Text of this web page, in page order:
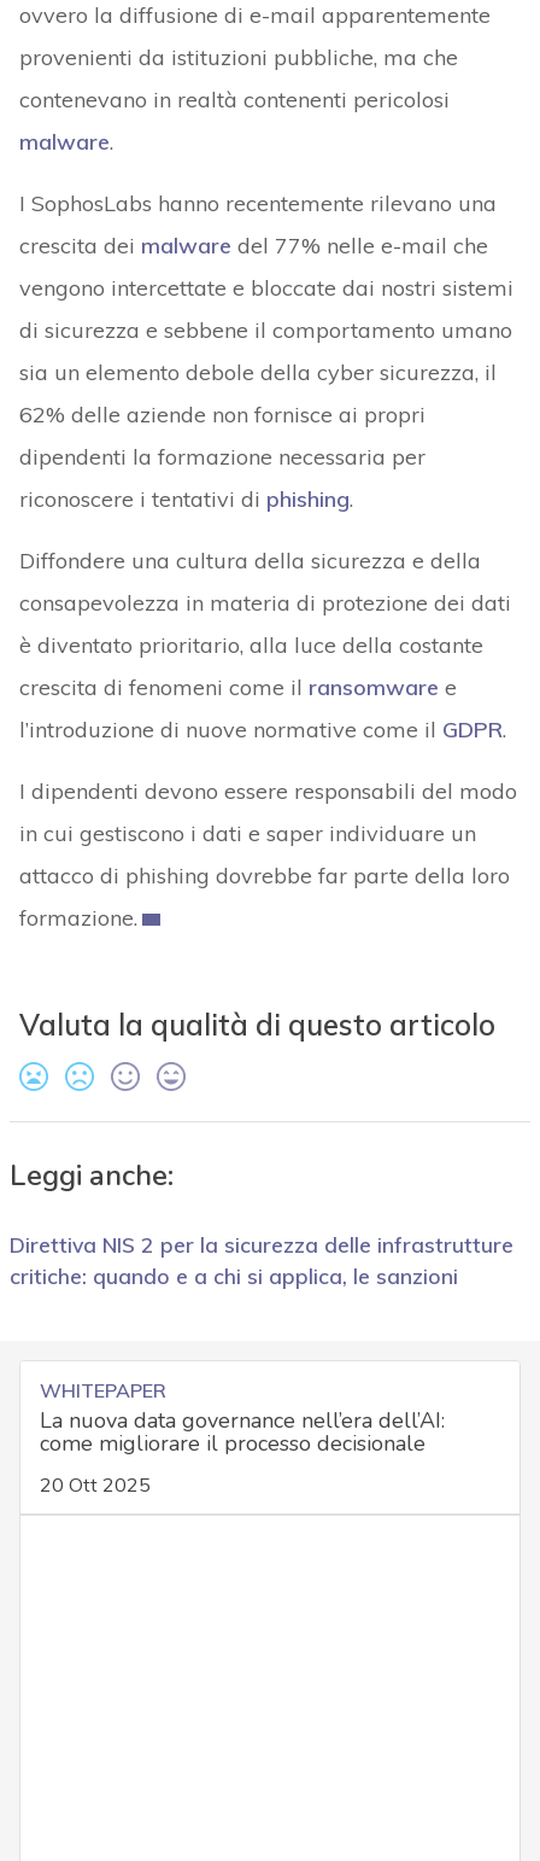
ovvero la diffusione di e-mail apparentemente
provenienti da istituzioni pubbliche, ma che
contenevano in realtà contenenti pericolosi
malware.
I SophosLabs hanno recentemente rilevano una
crescita dei malware del 77% nelle e-mail che
vengono intercettate e bloccate dai nostri sistemi
di sicurezza e sebbene il comportamento umano
sia un elemento debole della cyber sicurezza, il
62% delle aziende non fornisce ai propri
dipendenti la formazione necessaria per
riconoscere i tentativi di phishing.
Diffondere una cultura della sicurezza e della
consapevolezza in materia di protezione dei dati
è diventato prioritario, alla luce della costante
crescita di fenomeni come il ransomware e
l’introduzione di nuove normative come il GDPR.
I dipendenti devono essere responsabili del modo
in cui gestiscono i dati e saper individuare un
attacco di phishing dovrebbe far parte della loro
formazione.
Valuta la qualità di questo articolo
Leggi anche:
Direttiva NIS 2 per la sicurezza delle infrastrutture
critiche: quando e a chi si applica, le sanzioni
WHITEPAPER
La nuova data governance nell’era dell’AI:
come migliorare il processo decisionale
20 Ott 2025